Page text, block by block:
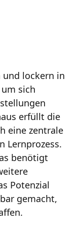
lockern in
sich
erfüllt die
eine zentrale
Lernprozess.
benötigt
Potenzial
gemacht,